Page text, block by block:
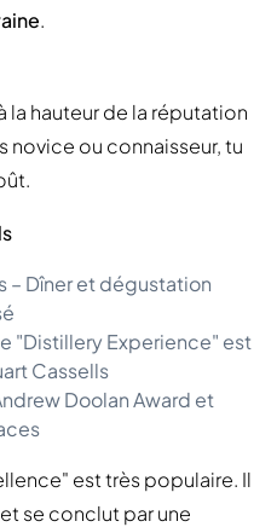
.
la hauteur de la réputation
novice ou connaisseur, tu
– Dîner et dégustation
"Distillery Experience" est
Cassells
Doolan Award et
est très populaire. Il
se conclut par une